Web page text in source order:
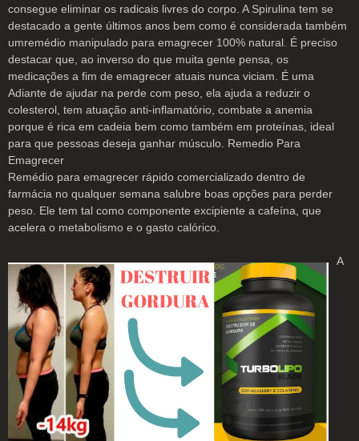
consegue eliminar os radicais livres do corpo. A Spirulina tem se
destacado a gente últimos anos bem como é considerada também
umremédio manipulado para emagrecer 100% natural. É preciso
destacar que, ao inverso do que muita gente pensa, os
medicações a fim de emagrecer atuais nunca viciam. É uma
Adiante de ajudar na perde com peso, ela ajuda a reduzir o
colesterol, tem atuação anti-inflamatório, combate a anemia
porque é rica em cadeia bem como também em proteínas, ideal
para que pessoas deseja ganhar músculo. Remedio Para
Emagrecer
Remédio para emagrecer rápido comercializado dentro de
farmácia no qualquer semana salubre boas opções para perder
peso. Ele tem tal como componente excipiente a cafeína, que
acelera o metabolismo e o gasto calórico.
A